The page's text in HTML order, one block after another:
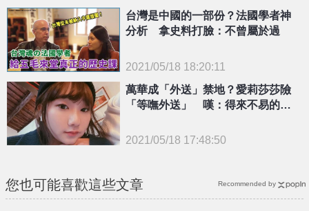
{PLAYICON}
台灣是中國的一部份？法國學者神
分析 拿史料打臉：不曾屬於過
2021/05/18 18:20:11
萬華成「外送」禁地？愛莉莎莎險
「等嘸外送」 嘆：得來不易的一
2021/05/18 17:48:50
您也可能喜歡這些文章 Recommended by